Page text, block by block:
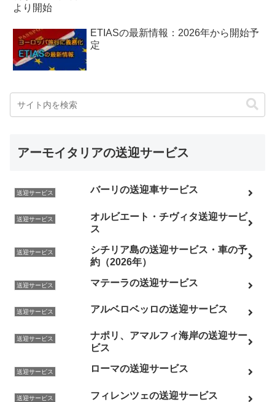
ETIASの最新情報：2026年から開始予
定
アーモイタリアの送迎サービス
送迎サービス バーリの送迎車サービス
送迎サービス
オルビエート・チヴィタ送迎サービ
ス
送迎サービス
シチリア島の送迎サービス・車の予
約（2026年）
送迎サービス マテーラの送迎サービス
送迎サービス アルベロベッロの送迎サービス
送迎サービス
ナポリ、アマルフィ海岸の送迎サー
ビス
送迎サービス ローマの送迎サービス
送迎サービス フィレンツェの送迎サービス